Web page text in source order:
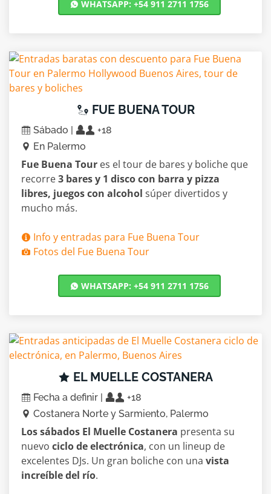
WHATSAPP: +54 911 2711 1756
FUE BUENA TOUR
Sábado |
+18
En Palermo
Fue Buena Tour es el tour de bares y boliche que
recorre3 bares y 1 disco con barra y pizza
libres, juegos con alcohol súper divertidos y
mucho más.
Info y entradas para Fue Buena Tour
Fotos del Fue Buena Tour
WHATSAPP: +54 911 2711 1756
EL MUELLE COSTANERA
Fecha a definir |
+18
Costanera Norte y Sarmiento, Palermo
Los sábados El Muelle Costanera presenta su
nuevo ciclo de electrónica, con un lineup de
excelentes DJs. Un gran boliche con una vista
increíble del río.